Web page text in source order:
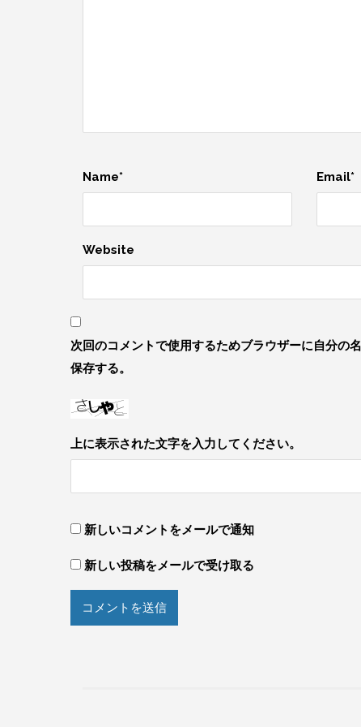
Name* Email*
Website
次回のコメントで使用するためブラウザーに自分の
保存する。
上に表示された文字を入力してください。
新しいコメントをメールで通知
新しい投稿をメールで受け取る